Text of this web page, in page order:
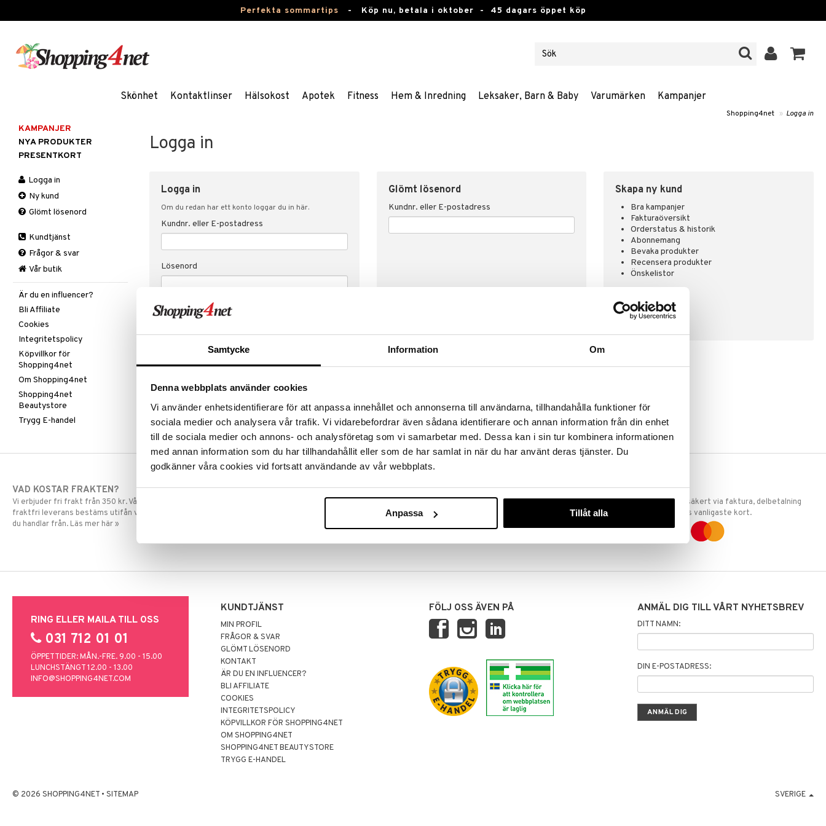
Samtycke Information Om
Denna webbplats använder cookies
Vi använder enhetsidentifierare för att anpassa innehållet och annonserna till användarna, tillhandahålla funktioner för
sociala medier och analysera vår trafik. Vi vidarebefordrar även sådana identifierare och annan information från din enhet
till de sociala medier och annons- och analysföretag som vi samarbetar med. Dessa kan i sin tur kombinera informationen
med annan information som du har tillhandahållit eller som de har samlat in när du har använt deras tjänster. Du
godkänner våra cookies vid fortsatt användande av vår webbplats.
Anpassa Tillåt alla
Perfekta sommartips - Köp nu, betala i oktober - 45 dagars öppet köp
Skönhet Kontaktlinser Hälsokost Apotek Fitness Hem & Inredning Leksaker, Barn & Baby Varumärken Kampanjer
Shopping4net » Logga in
Logga in
Logga in
Om du redan har ett konto loggar du in här.
Kundnr. eller E-postadress
Lösenord
Glömt lösenord
Kundnr. eller E-postadress
Skapa ny kund
Bra kampanjer
Fakturaöversikt
Orderstatus & historik
Abonnemang
Bevaka produkter
Recensera produkter
Önskelistor
SKAPA KUND
KAMPANJER
NYA PRODUKTER
PRESENTKORT
Logga in
Ny kund
Glömt lösenord
Kundtjänst
Frågor & svar
Vår butik
Är du en influencer?
Bli Affiliate
Cookies
Integritetspolicy
Köpvillkor för
Shopping4net
Om Shopping4net
Shopping4net
Beautystore
Trygg E-handel
VAD KOSTAR FRAKTEN?
Vi erbjuder fri frakt från 350 kr. Vår gräns för
fraktfri leverans bestäms utifån vilken avdelning
du handlar från. Läs mer här »
SNABBA LEVERANSER
Beställningar lagda före 14:00 (gäller varor i lager)
GODKÄND AV LÄKEMEDELSVERKET
EU-logotypen är symbolen som visar att vi är
godkända av Läkemedelsverket gällande
TRYGGA KÖP
Handla tryggt & säkert via faktura, delbetalning
eller marknadens vanligaste kort.
RING ELLER MAILA TILL OSS
031 712 01 01
ÖPPETTIDER: MÅN.-FRE. 9.00 - 15.00
LUNCHSTÄNGT 12.00 - 13.00
INFO@SHOPPING4NET.COM
KUNDTJÄNST
MIN PROFIL
FRÅGOR & SVAR
GLÖMT LÖSENORD
KONTAKT
ÄR DU EN INFLUENCER?
BLI AFFILIATE
COOKIES
INTEGRITETSPOLICY
KÖPVILLKOR FÖR SHOPPING4NET
OM SHOPPING4NET
SHOPPING4NET BEAUTYSTORE
TRYGG E-HANDEL
FÖLJ OSS ÄVEN PÅ ANMÄL DIG TILL VÅRT NYHETSBREV
DITT NAMN:
DIN E-POSTADRESS:
© 2026 SHOPPING4NET • SITEMAP SVERIGE